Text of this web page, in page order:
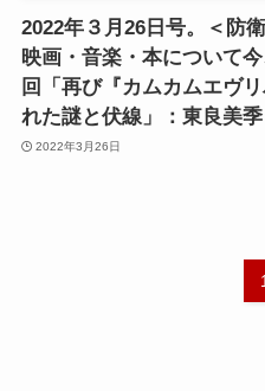
2022年３月26日号。＜防
映画・音楽・本について
回「再び『カムカムエヴ
れた謎と伏線」：東良美季
2022年3月26日
1